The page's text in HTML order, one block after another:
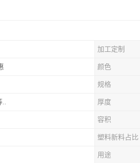
加工定制
颜色
规格
.. 厚度
容积
塑料新料占比
用途